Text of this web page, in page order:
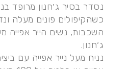
נסדר בסיר ג׳חנון מרופד
כשהקיפולים פונים מעלה
השכבות, נשים הייר אפייה
ג׳חנון.
נניח מעל נייר אפייה עם